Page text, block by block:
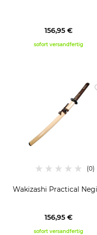
156,95 €
sofort versandfertig
Wakizashi Practical
156,95 €
sofort versandfertig